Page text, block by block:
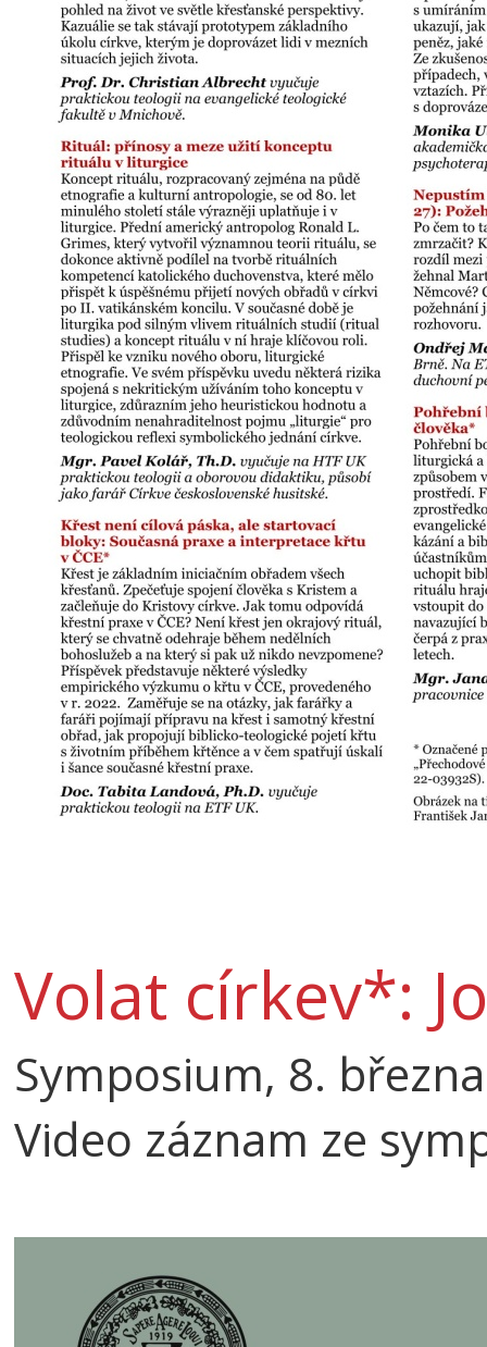
Volat církev*:
Symposium, 8.
Video záznam ze